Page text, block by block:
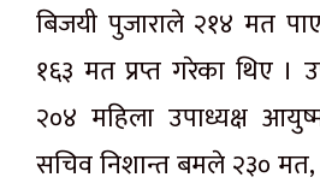
बिजयी पुजाराले २१४ मत
१६३ मत प्रप्त गरेका थिए ।
२०४ महिला उपाध्यक्ष
सचिव निशान्त बमले २३०